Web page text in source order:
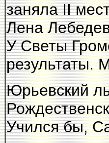
занялаII
Лена
У Светы
результаты.
Юрьевский
Учился бы,